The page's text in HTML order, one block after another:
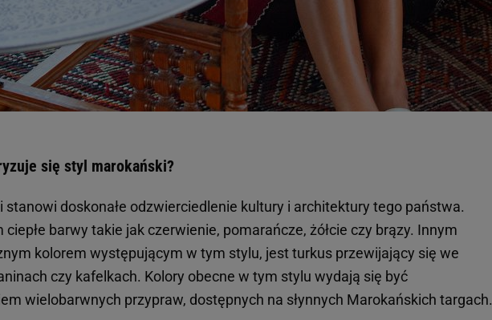
się styl marokański?
stanowi doskonałe odzwierciedlenie kultury i architektury tego państwa.
ciepłe barwy takie jak czerwienie, pomarańcze, żółcie czy brązy. Innym
kolorem występującym w tym stylu, jest turkus przewijający się we
czy kafelkach. Kolory obecne w tym stylu wydają się być
wielobarwnych przypraw, dostępnych na słynnych Marokańskich targach.